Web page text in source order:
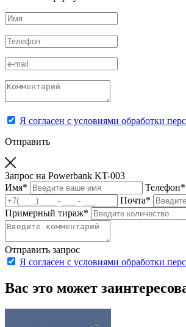
Я согласен с условиями обработки
Отправить
Запрос на Powerbank KT-003
Имя* Телефон*
Почта*
Примерный тираж*
Отправить запрос
Я согласен с условиями обработки
Вас это может